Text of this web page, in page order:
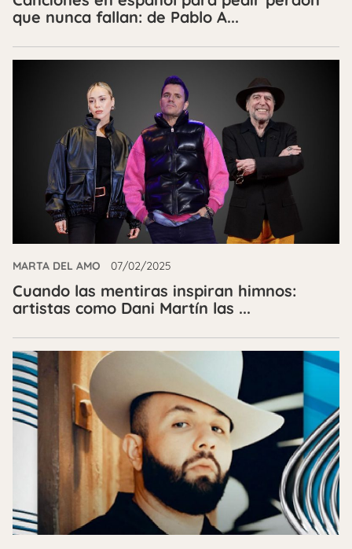
que nunca fallan: de Pablo A...
MARTA DEL AMO 07/02/2025
Cuando las mentiras inspiran himnos:
artistas como Dani Martín las ...